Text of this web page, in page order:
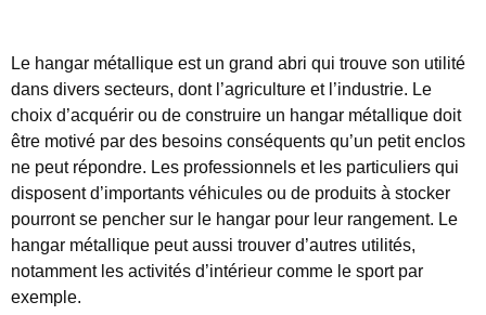
Le hangar métallique est un grand abri qui trouve son utilité
dans divers secteurs, dont l’agriculture et l’industrie. Le
choix d’acquérir ou de construire un hangar métallique doit
être motivé par des besoins conséquents qu’un petit enclos
ne peut répondre. Les professionnels et les particuliers qui
disposent d’importants véhicules ou de produits à stocker
pourront se pencher sur le hangar pour leur rangement. Le
hangar métallique peut aussi trouver d’autres utilités,
notamment les activités d’intérieur comme le sport par
exemple.